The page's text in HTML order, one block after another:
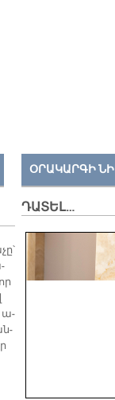
ա­
ՕՐԱԿԱՐԳԻ
ԴԱՏԵԼ…